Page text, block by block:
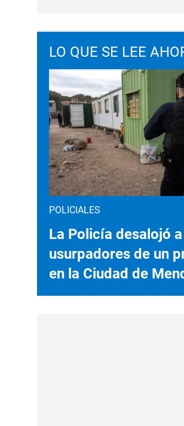
LO QUE SE LEE
POLICIALES
La Policía desalojó
usurpadores de un
en la Ciudad de